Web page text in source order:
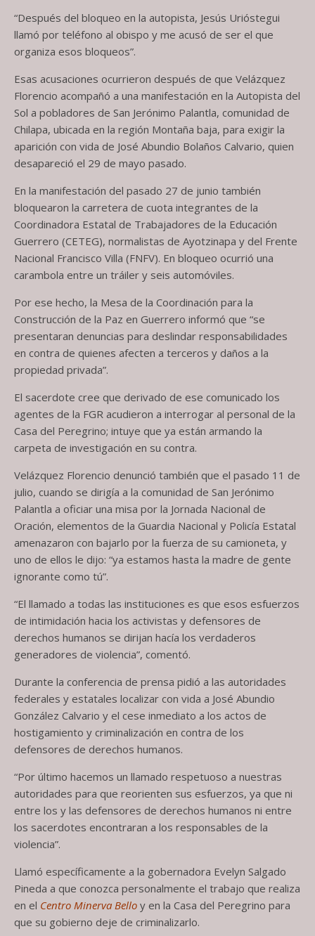
“Después del bloqueo en la autopista, Jesús Urióstegui
llamó por teléfono al obispo y me acusó de ser el que
organiza esos bloqueos”.
Esas acusaciones ocurrieron después de que Velázquez
Florencio acompañó a una manifestación en la Autopista del
Sol a pobladores de San Jerónimo Palantla, comunidad de
Chilapa, ubicada en la región Montaña baja, para exigir la
aparición con vida de José Abundio Bolaños Calvario, quien
desapareció el 29 de mayo pasado.
En la manifestación del pasado 27 de junio también
bloquearon la carretera de cuota integrantes de la
Coordinadora Estatal de Trabajadores de la Educación
Guerrero (CETEG), normalistas de Ayotzinapa y del Frente
Nacional Francisco Villa (FNFV). En bloqueo ocurrió una
carambola entre un tráiler y seis automóviles.
Por ese hecho, la Mesa de la Coordinación para la
Construcción de la Paz en Guerrero informó que “se
presentaran denuncias para deslindar responsabilidades
en contra de quienes afecten a terceros y daños a la
propiedad privada”.
El sacerdote cree que derivado de ese comunicado los
agentes de la FGR acudieron a interrogar al personal de la
Casa del Peregrino; intuye que ya están armando la
carpeta de investigación en su contra.
Velázquez Florencio denunció también que el pasado 11 de
julio, cuando se dirigía a la comunidad de San Jerónimo
Palantla a oficiar una misa por la Jornada Nacional de
Oración, elementos de la Guardia Nacional y Policía Estatal
amenazaron con bajarlo por la fuerza de su camioneta, y
uno de ellos le dijo: “ya estamos hasta la madre de gente
ignorante como tú”.
“El llamado a todas las instituciones es que esos esfuerzos
de intimidación hacia los activistas y defensores de
derechos humanos se dirijan hacía los verdaderos
generadores de violencia”, comentó.
Durante la conferencia de prensa pidió a las autoridades
federales y estatales localizar con vida a José Abundio
González Calvario y el cese inmediato a los actos de
hostigamiento y criminalización en contra de los
defensores de derechos humanos.
“Por último hacemos un llamado respetuoso a nuestras
autoridades para que reorienten sus esfuerzos, ya que ni
entre los y las defensores de derechos humanos ni entre
los sacerdotes encontraran a los responsables de la
violencia”.
Llamó específicamente a la gobernadora Evelyn Salgado
Pineda a que conozca personalmente el trabajo que realiza
en el Centro Minerva Bello y en la Casa del Peregrino para
que su gobierno deje de criminalizarlo.